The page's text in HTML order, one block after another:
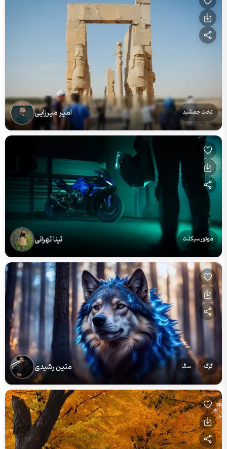
تخت جمشید امیر میرزایی
موتورسیکلت تینا تهرانی
گرگ سگ متین رشیدی